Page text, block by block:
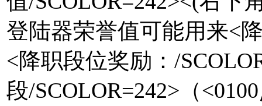
登陆器荣誉值可能用来<
<降职段位奖励：/
段/SCOLOR=242>（